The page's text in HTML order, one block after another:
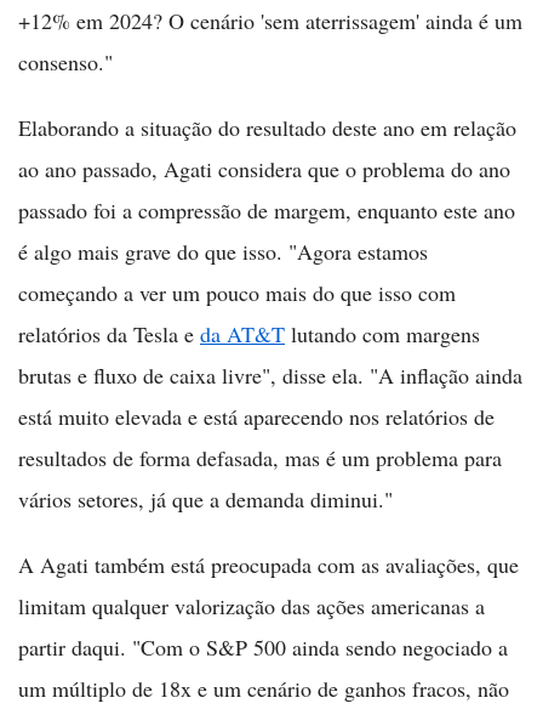
+12% em 2024? O cenário 'sem aterrissagem' ainda é um
consenso."
Elaborando a situação do resultado deste ano em relação
ao ano passado, Agati considera que o problema do ano
passado foi a compressão de margem, enquanto este ano
é algo mais grave do que isso. "Agora estamos
começando a ver um pouco mais do que isso com
relatórios da Tesla e da AT&T lutando com margens
brutas e fluxo de caixa livre", disse ela. "A inflação ainda
está muito elevada e está aparecendo nos relatórios de
resultados de forma defasada, mas é um problema para
vários setores, já que a demanda diminui."
A Agati também está preocupada com as avaliações, que
limitam qualquer valorização das ações americanas a
partir daqui. "Com o S&P 500 ainda sendo negociado a
um múltiplo de 18x e um cenário de ganhos fracos, não